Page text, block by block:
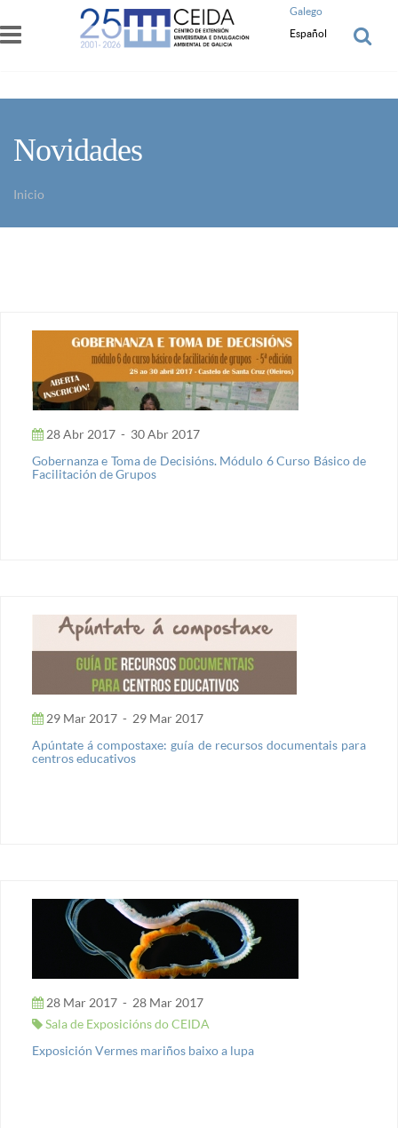
Pasar al contenido principal
Galego
Español
Novidades
Inicio
28 Abr 2017 - 30 Abr 2017
Gobernanza e Toma de Decisións. Módulo 6 Curso Básico de
Facilitación de Grupos
29 Mar 2017 - 29 Mar 2017
Apúntate á compostaxe: guía de recursos documentais para
centros educativos
28 Mar 2017 - 28 Mar 2017
Sala de Exposicións do CEIDA
Exposición Vermes mariños baixo a lupa